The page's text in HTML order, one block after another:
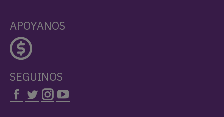
APOYANOS
SEGUINOS